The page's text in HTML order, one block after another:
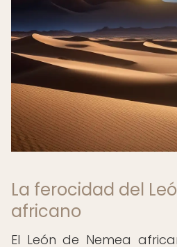
La ferocidad del
africano
El León de Nemea